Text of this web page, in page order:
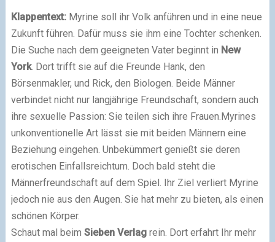
Klappentext: Myrine soll ihr Volk anführen und in eine neue
Zukunft führen. Dafür muss sie ihm eine Tochter schenken.
Die Suche nach dem geeigneten Vater beginnt in New
York. Dort trifft sie auf die Freunde Hank, den
Börsenmakler, und Rick, den Biologen. Beide Männer
verbindet nicht nur langjährige Freundschaft, sondern auch
ihre sexuelle Passion: Sie teilen sich ihre Frauen.Myrines
unkonventionelle Art lässt sie mit beiden Männern eine
Beziehung eingehen. Unbekümmert genießt sie deren
erotischen Einfallsreichtum. Doch bald steht die
Männerfreundschaft auf dem Spiel. Ihr Ziel verliert Myrine
jedoch nie aus den Augen. Sie hat mehr zu bieten, als einen
schönen Körper.
Schaut mal beim Sieben Verlagrein. Dort erfahrt Ihr mehr